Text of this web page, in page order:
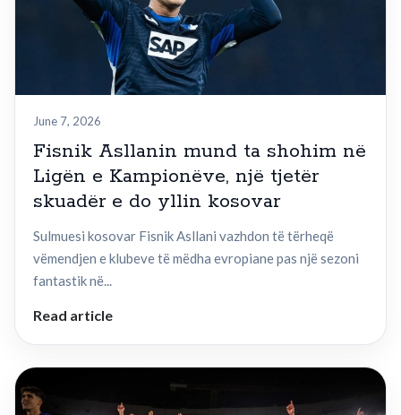
June 7, 2026
Fisnik Asllanin mund ta shohim në
Ligën e Kampionëve, një tjetër
skuadër e do yllin kosovar
Sulmuesi kosovar Fisnik Asllani vazhdon të tërheqë
vëmendjen e klubeve të mëdha evropiane pas një sezoni
fantastik në...
Read article